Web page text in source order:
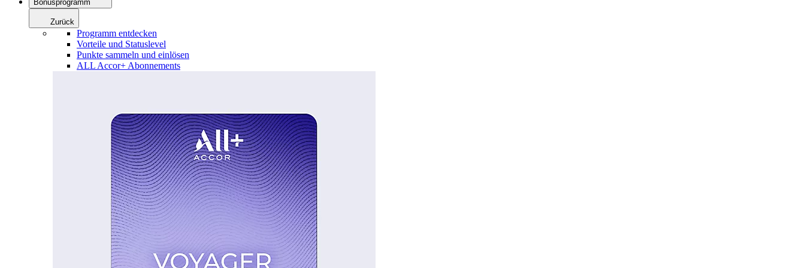
Bonusprogramm
Zurück
Programm entdecken
Vorteile und Statuslevel
Punkte sammeln und einlösen
ALL Accor+ Abonnements